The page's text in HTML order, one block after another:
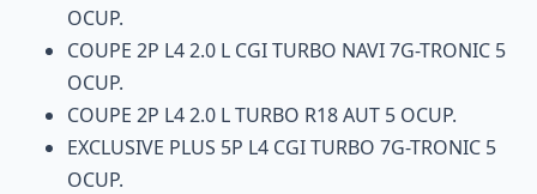
OCUP.
COUPE 2P L4 2.0 L CGI TURBO NAVI 7G-TRONIC 5
OCUP.
COUPE 2P L4 2.0 L TURBO R18 AUT 5 OCUP.
EXCLUSIVE PLUS 5P L4 CGI TURBO 7G-TRONIC 5
OCUP.